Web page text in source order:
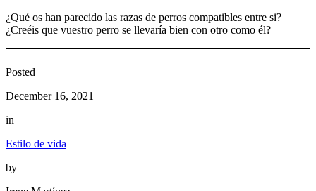
¿Qué os han parecido las razas de perros compatibles entre si?
¿Creéis que vuestro perro se llevaría bien con otro como él?
Posted
December 16, 2021
in
Estilo de vida
by